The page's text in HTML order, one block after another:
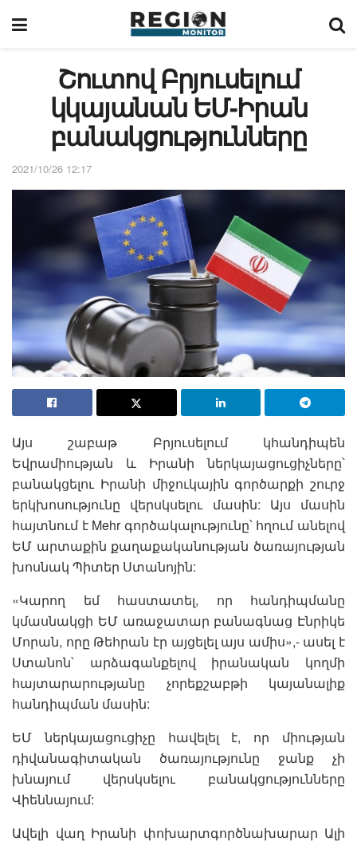
Շուտով Բրյուսելում
կկայանան ԵՄ-Իրան
բանակցությունները
2021/10/26 12:17
Այս շաբաթ Բրյուսելում կհանդիպեն
Եվրամիության և Իրանի ներկայացուցիչները՝
բանակցելու Իրանի միջուկային գործարքի շուրջ
երկխոսությունը վերսկսելու մասին: Այս մասին
հայտնում է Mehr գործակալությունը՝ հղում անելով
ԵՄ արտաքին քաղաքականության ծառայության
խոսնակ Պիտեր Ստանոյին:
«Կարող եմ հաստատել, որ հանդիպմանը
կմասնակցի ԵՄ առաջատար բանագնաց Էնրիկե
Մորան, որը Թեհրան էր այցելել այս ամիս»,- ասել է
Ստանոն՝ արձագանքելով իրանական կողմի
հայտարարությանը չորեքշաբթի կայանալիք
հանդիպման մասին:
ԵՄ ներկայացուցիչը հավելել է, որ միության
դիվանագիտական ծառայությունը ջանք չի
խնայում վերսկսելու բանակցությունները
Վիեննայում:
Ավելի վաղ Իրանի փոխարտգործնախարար Ալի